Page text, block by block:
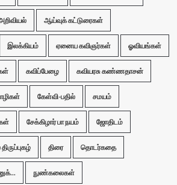
ஆய்வுக் கட்டுரைகள்
இலக்கியம் ஏனைய கவிஞர்கள் ஓவியங்கள்
கவிப்பேழை கவியரசு கண்ணதாசன்
கேள்வி-பதில் சமயம்
சேக்கிழார் பா நயம் ஜோதிடம்
திரை தொடர்கதை
நுண்கலைகள்